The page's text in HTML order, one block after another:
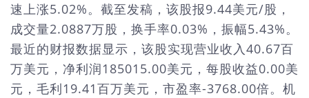
速上涨5.02%。截至发稿，该股报9.44美元/股，
成交量2.0887万股，换手率0.03%，振幅5.43%。
最近的财报数据显示，该股实现营业收入40.67百
万美元，净利润185015.00美元，每股收益0.00美
元，毛利19.41百万美元，市盈率-3768.00倍。机